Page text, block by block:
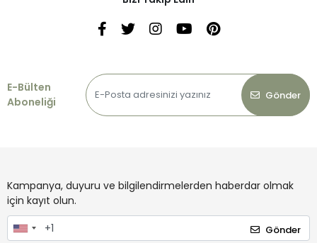
E-Bülten
Aboneliği
Gönder
Kampanya, duyuru ve bilgilendirmelerden haberdar olmak
için kayıt olun.
Gönder